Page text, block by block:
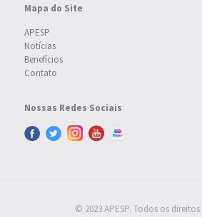
Mapa do Site
APESP
Notícias
Benefícios
Contato
Nossas Redes Sociais
© 2023 APESP. Todos os direitos